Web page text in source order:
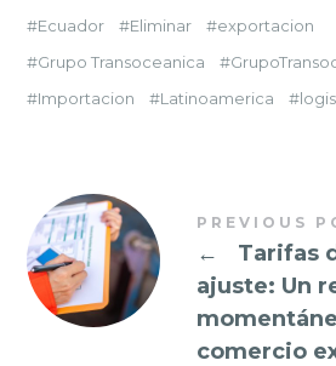
Ecuador
Eliminar
exportacion
Grupo Transoceanica
Importacion
Latinoamerica
PREVIOUS
←
Tarifas
ajuste: Un
comercio